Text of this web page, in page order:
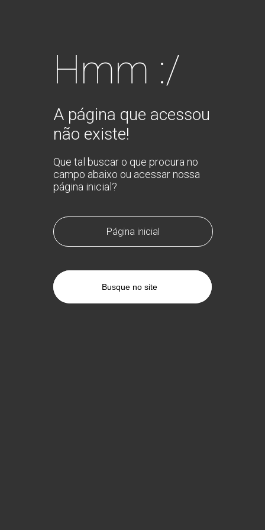
Hmm :/
A página que acessou
não existe!
Que tal buscar o que procura no
campo abaixo ou acessar nossa
página inicial?
Página inicial